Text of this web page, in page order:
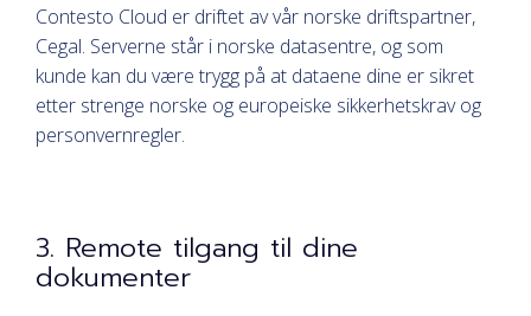
Contesto Cloud er driftet av vår norske driftspartner,
Cegal. Serverne står i norske datasentre, og som
kunde kan du være trygg på at dataene dine er sikret
etter strenge norske og europeiske sikkerhetskrav og
personvernregler.
3. Remote tilgang til dine
dokumenter